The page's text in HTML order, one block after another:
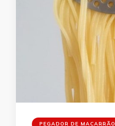
PEGADOR DE MACARRÃO